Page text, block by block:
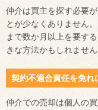
仲介は買主を探す必要
とが少なくありません
まで数か月以上を要す
きな方法かもしれません
契約不適合責任を免れ
仲介での売却は個人の